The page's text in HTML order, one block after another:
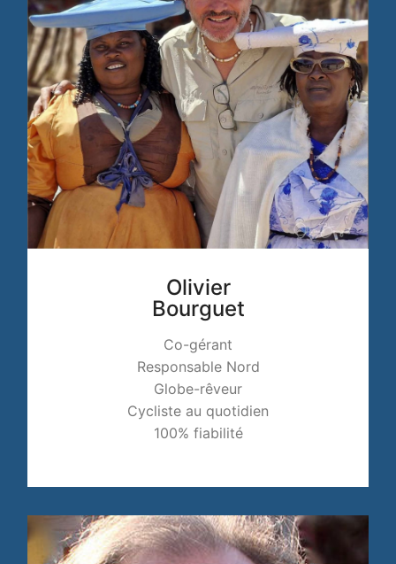
Olivier
Bourguet
Co-gérant
Responsable Nord
Globe-rêveur
Cycliste au quotidien
100% fiabilité